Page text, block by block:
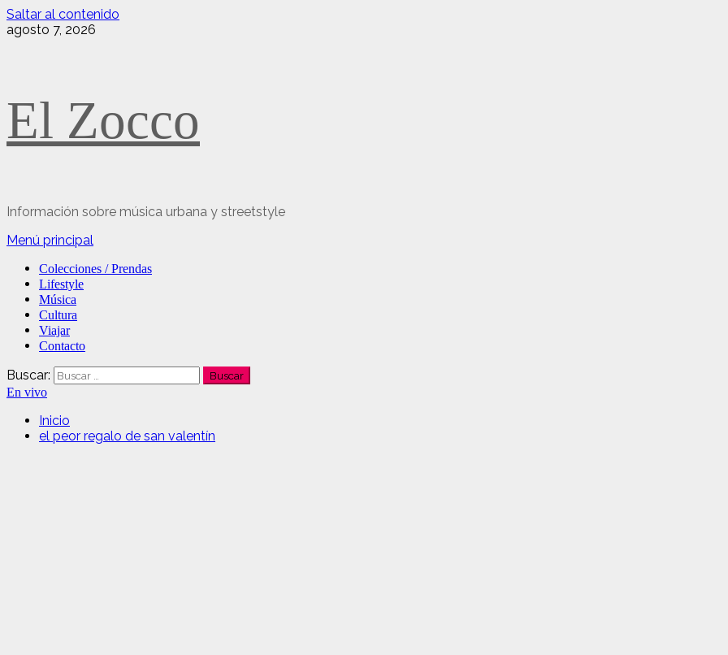
Saltar al contenido
agosto 7, 2026
El Zocco
Información sobre música urbana y streetstyle
Menú principal
Colecciones / Prendas
Lifestyle
Música
Cultura
Viajar
Contacto
Buscar:
En vivo
Inicio
el peor regalo de san valentín